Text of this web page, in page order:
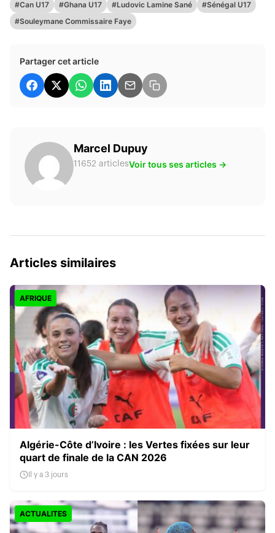
#Can U17 #Ghana U17 #Ludovic Lamine Sané
#Sénégal U17
#Souleymane Commissaire Faye
Partager cet article
Marcel Dupuy
11652 articlesVoir tous ses articles →
Articles similaires
AFRIQUE
Algérie-Côte d’Ivoire : les Vertes fixées sur leur
quart de finale de la CAN 2026
Il y a 3 jours
ACTUALITES